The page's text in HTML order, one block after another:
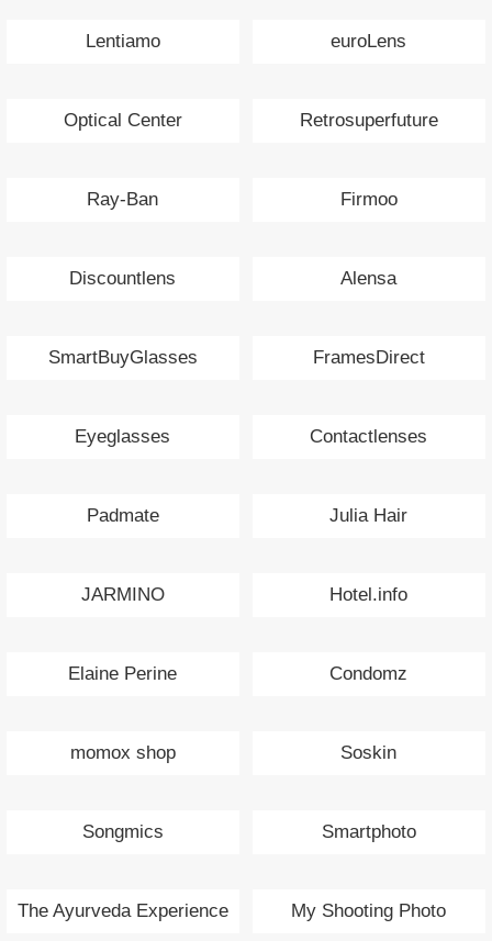
Lentiamo euroLens
Optical Center Retrosuperfuture
Ray-Ban Firmoo
Discountlens Alensa
SmartBuyGlasses FramesDirect
Eyeglasses Contactlenses
Padmate Julia Hair
JARMINO Hotel.info
Elaine Perine Condomz
momox shop Soskin
Songmics Smartphoto
The Ayurveda Experience My Shooting Photo